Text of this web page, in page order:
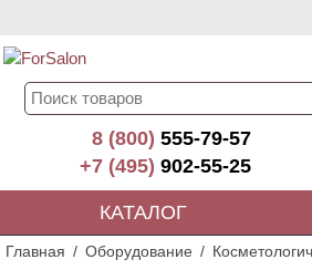
8 (800)555-79-57
+7 (495)902-55-25
КАТАЛОГ
Главная Оборудование